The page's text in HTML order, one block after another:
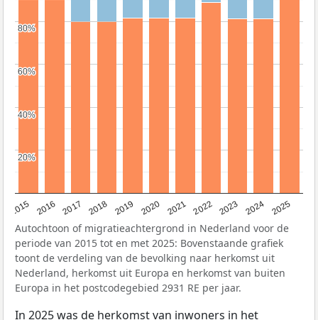
2015 2016 2017 2018 2019 2020 2021 2022 2023 2024 2025
20%
20%
40%
40%
60%
60%
80%
80%
Autochtoon of migratieachtergrond in Nederland voor de
periode van 2015 tot en met 2025: Bovenstaande grafiek
toont de verdeling van de bevolking naar herkomst uit
Nederland, herkomst uit Europa en herkomst van buiten
Europa in het postcodegebied 2931 RE per jaar.
In 2025 was de herkomst van inwoners in het